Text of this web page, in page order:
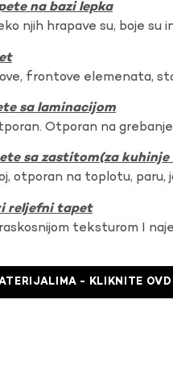
na bazi lepka
njih hrapave su, boje
frontove elemenata,
sa laminacijom
Otporan na
sa zastitom(za
otporan na toplotu, paru,
reljefni tapet
teksturom I
- KLIKNITE